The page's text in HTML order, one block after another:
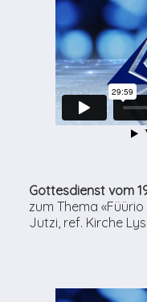
Gottesdienst vom
zum Thema
Jutzi, ref. Kirche